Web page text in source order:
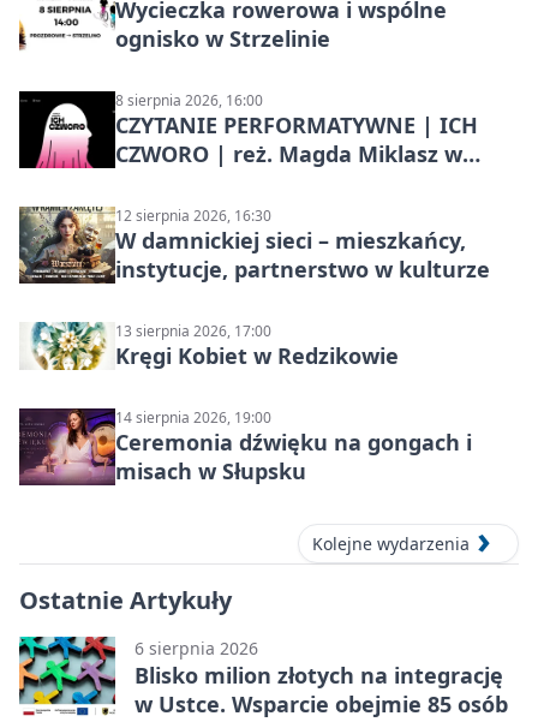
Wycieczka rowerowa i wspólne
ognisko w Strzelinie
8 sierpnia 2026, 16:00
CZYTANIE PERFORMATYWNE | ICH
CZWORO | reż. Magda Miklasz w
12 sierpnia 2026, 16:30
W damnickiej sieci – mieszkańcy,
instytucje, partnerstwo w kulturze
13 sierpnia 2026, 17:00
Kręgi Kobiet w Redzikowie
14 sierpnia 2026, 19:00
Ceremonia dźwięku na gongach i
misach w Słupsku
Kolejne wydarzenia
Ostatnie Artykuły
6 sierpnia 2026
Blisko milion złotych na integrację
w Ustce. Wsparcie obejmie 85 osób